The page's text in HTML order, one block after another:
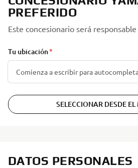
PREFERIDO
Este concesionario será
Tu ubicación
SELECCIONAR DESDE
DATOS PERSONALES